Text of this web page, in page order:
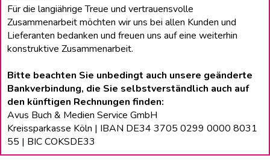
Für die langiährige Treue und vertrauensvolle
Zusammenarbeit möchten wir uns bei allen Kunden und
Lieferanten bedanken und freuen uns auf eine weiterhin
konstruktive Zusammenarbeit.
Bitte beachten Sie unbedingt auch unsere geänderte
Bankverbindung, die Sie selbstverständlich auch auf
den künftigen Rechnungen finden:
Avus Buch & Medien Service GmbH
Kreissparkasse Köln | IBAN DE34 3705 0299 0000 8031
55 | BIC COKSDE33